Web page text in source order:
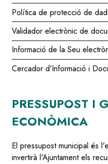
Política de protecció de
Validador electrònic de
Informació de la Seu
Cercador d’Informació i
PRESSUPOST I
ECONÒMICA
El pressupost municipal és
invertirà l'Ajuntament els